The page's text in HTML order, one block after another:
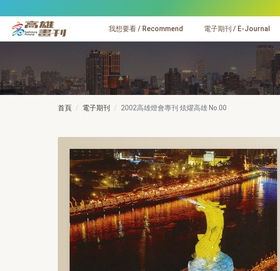
高雄畫刊
我想要看 / Recommend 電子期刊 / E-Journal
首頁 電子期刊 2002高雄燈會專刊 炫燿高雄No.00